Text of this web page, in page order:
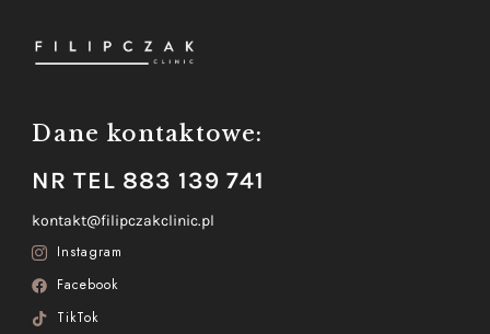
Dane kontaktowe:
NR TEL 883 139 741
kontakt@filipczakclinic.pl
Instagram
Facebook
TikTok